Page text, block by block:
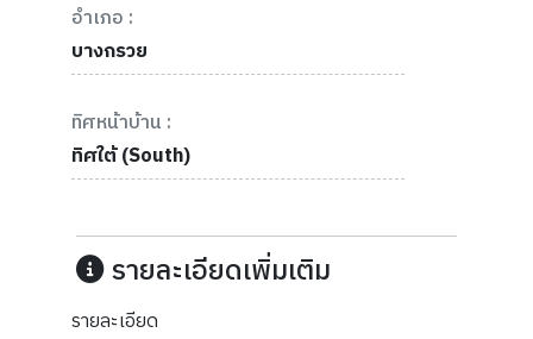
อำเภอ :
บางกรวย
ทิศหน้าบ้าน :
ทิศใต้ (South)
รายละเอียดเพิ่มเติม
รายละเอียด